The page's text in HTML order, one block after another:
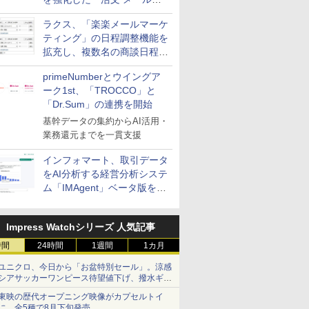
送信防止アドインサービス」
を提供
ラクス、「楽楽メールマーケ
ティング」の日程調整機能を
拡充し、複数名の商談日程調
整を効率化
primeNumberとウイングア
ーク1st、「TROCCO」と
「Dr.Sum」の連携を開始
基幹データの集約からAI活用・
業務還元までを一貫支援
インフォマート、取引データ
をAI分析する経営分析システ
ム「IMAgent」ベータ版を提
Impress Watchシリーズ 人気記事
24時間 1週間 1カ月
ニクロ、今日から「お盆特別セール」。涼感
アサッカーワンピース待望値下げ、撥水ギア
ョーツは1990円に
映の歴代オープニング映像がカプセルトイ